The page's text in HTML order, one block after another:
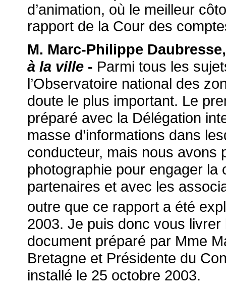
d’animation, où le meilleur
rapport de la Cour des
M. Marc-Philippe
à la ville - Parmi tous les
l’Observatoire national des
doute le plus important. Le
préparé avec la Délégation
masse d’informations dans
conducteur, mais nous avons
photographie pour engager
partenaires et avec les
outre que ce rapport a été
2003. Je puis donc vous
document préparé par Mme
Bretagne et Présidente du
installé le 25 octobre 2003.